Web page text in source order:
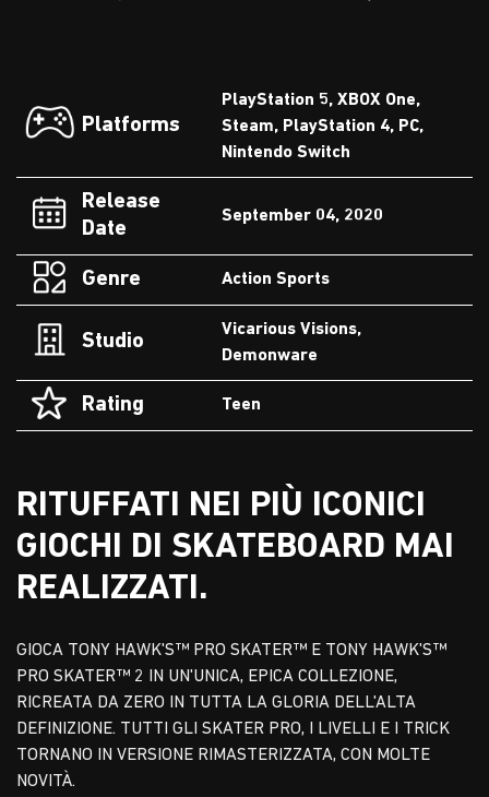
Platforms
PlayStation 5, XBOX One,
Steam, PlayStation 4, PC,
Nintendo Switch
Release
Date
September 04, 2020
Genre Action Sports
Studio
Vicarious Visions,
Demonware
Rating Teen
RITUFFATI NEI PIÙ ICONICI
GIOCHI DI SKATEBOARD MAI
REALIZZATI.
GIOCA TONY HAWK'S™ PRO SKATER™ E TONY HAWK'S™
PRO SKATER™ 2 IN UN'UNICA, EPICA COLLEZIONE,
RICREATA DA ZERO IN TUTTA LA GLORIA DELL'ALTA
DEFINIZIONE. TUTTI GLI SKATER PRO, I LIVELLI E I TRICK
TORNANO IN VERSIONE RIMASTERIZZATA, CON MOLTE
NOVITÀ.